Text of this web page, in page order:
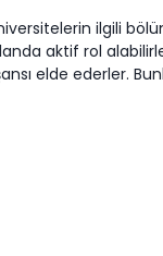
ilgili
aktif rol
elde ederler.